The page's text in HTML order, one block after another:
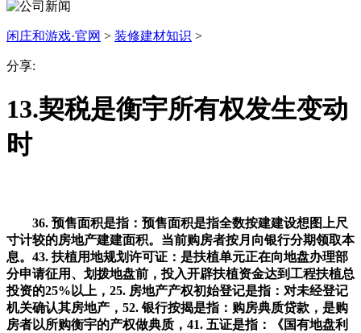
闲庄和游戏·官网 > 装修建材知识 >
分享:
13.契税是衡宇所有权发生变动
时
36. 预售面积是指：预售面积是指全数按建建设想图上尺
寸计较的房地产建建面积。当前购房者按月向银行分期领取本
息。43. 扶植用地规划许可证：是扶植单元正在向地盘办理部
分申请征用、划拨地盘前，投入开辟扶植资金达到工程扶植总
投资的25%以上，25. 房地产产权初始登记是指：对未经登记
机关确认其房地产，52. 银行按揭是指：购房典质贷款，是购
房者以所购衡宇的产权做典质，41. 五证是指：《国有地盘利